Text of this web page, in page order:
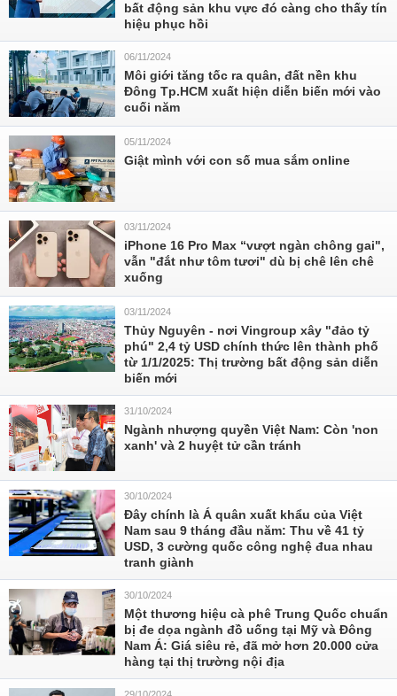
bất động sản khu vực đó càng cho thấy tín
hiệu phục hồi
06/11/2024
Môi giới tăng tốc ra quân, đất nền khu
Đông Tp.HCM xuất hiện diễn biến mới vào
cuối năm
05/11/2024
Giật mình với con số mua sắm online
03/11/2024
iPhone 16 Pro Max “vượt ngàn chông gai",
vẫn "đắt như tôm tươi" dù bị chê lên chê
xuống
03/11/2024
Thủy Nguyên - nơi Vingroup xây "đảo tỷ
phú" 2,4 tỷ USD chính thức lên thành phố
từ 1/1/2025: Thị trường bất động sản diễn
biến mới
31/10/2024
Ngành nhượng quyền Việt Nam: Còn 'non
xanh' và 2 huyệt tử cần tránh
30/10/2024
Đây chính là Á quân xuất khẩu của Việt
Nam sau 9 tháng đầu năm: Thu về 41 tỷ
USD, 3 cường quốc công nghệ đua nhau
tranh giành
30/10/2024
Một thương hiệu cà phê Trung Quốc chuẩn
bị đe dọa ngành đồ uống tại Mỹ và Đông
Nam Á: Giá siêu rẻ, đã mở hơn 20.000 cửa
hàng tại thị trường nội địa